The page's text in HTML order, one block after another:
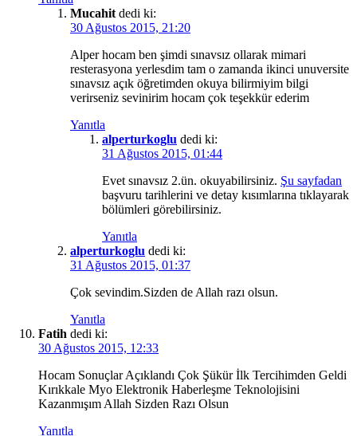
Mucahit dedi ki:
30 Ağustos 2015, 21:20
Alper hocam ben şimdi sınavsız ollarak mimari
resterasyona yerlesdim tam o zamanda ikinci unuversite
sınavsız açık öğretimden okuya bilirmiyim bilgi
verirseniz sevinirim hocam çok teşekkür ederim
Yanıtla
alperturkoglu dedi ki:
31 Ağustos 2015, 01:44
Evet sınavsız 2.ün. okuyabilirsiniz. Şu sayfadan
başvuru tarihlerini ve detay kısımlarına tıklayarak
bölümleri görebilirsiniz.
Yanıtla
alperturkoglu dedi ki:
31 Ağustos 2015, 01:37
Çok sevindim.Sizden de Allah razı olsun.
Yanıtla
Fatih dedi ki:
30 Ağustos 2015, 12:33
Hocam Sonuçlar Açıklandı Çok Şükür İlk Tercihimden Geldi
Kırıkkale Myo Elektronik Haberleşme Teknolojisini
Kazanmışım Allah Sizden Razı Olsun
Yanıtla